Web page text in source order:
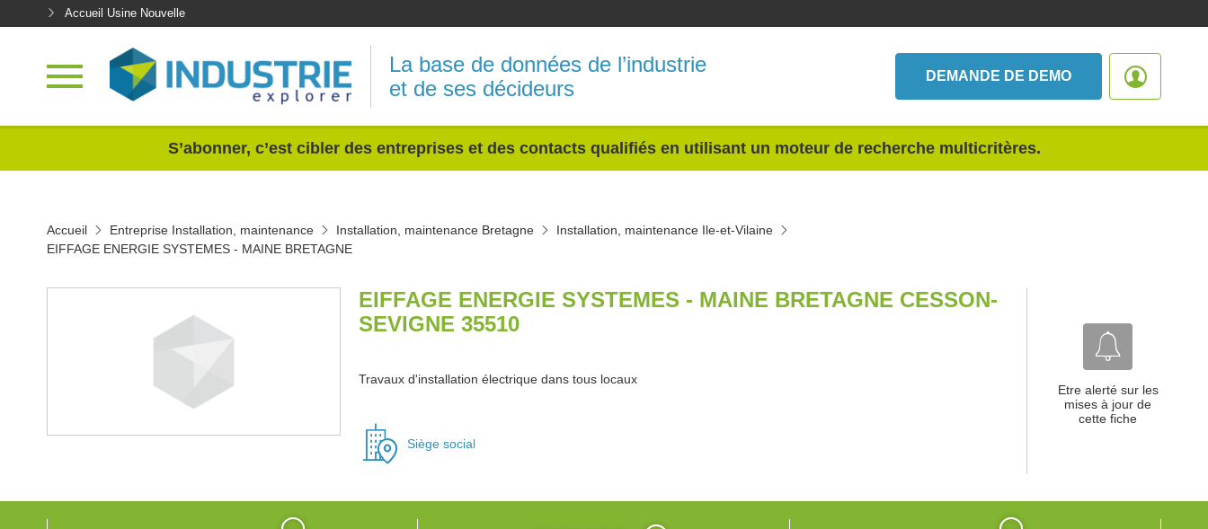
Accueil Usine Nouvelle
La base de données de l’industrie
et de ses décideurs
DEMANDE DE DEMO
S’abonner, c’est cibler des entreprises et des contacts qualifiés en utilisant un moteur de recherche multicritères.
Accueil Entreprise Installation, maintenance Installation, maintenance Bretagne
Installation, maintenance Ile-et-Vilaine
EIFFAGE ENERGIE SYSTEMES - MAINE BRETAGNE
EIFFAGE ENERGIE SYSTEMES - MAINE BRETAGNE CESSON-
SEVIGNE 35510
Travaux d'installation électrique dans tous locaux
Siège social
Etre alerté sur les
mises à jour de
cette fiche